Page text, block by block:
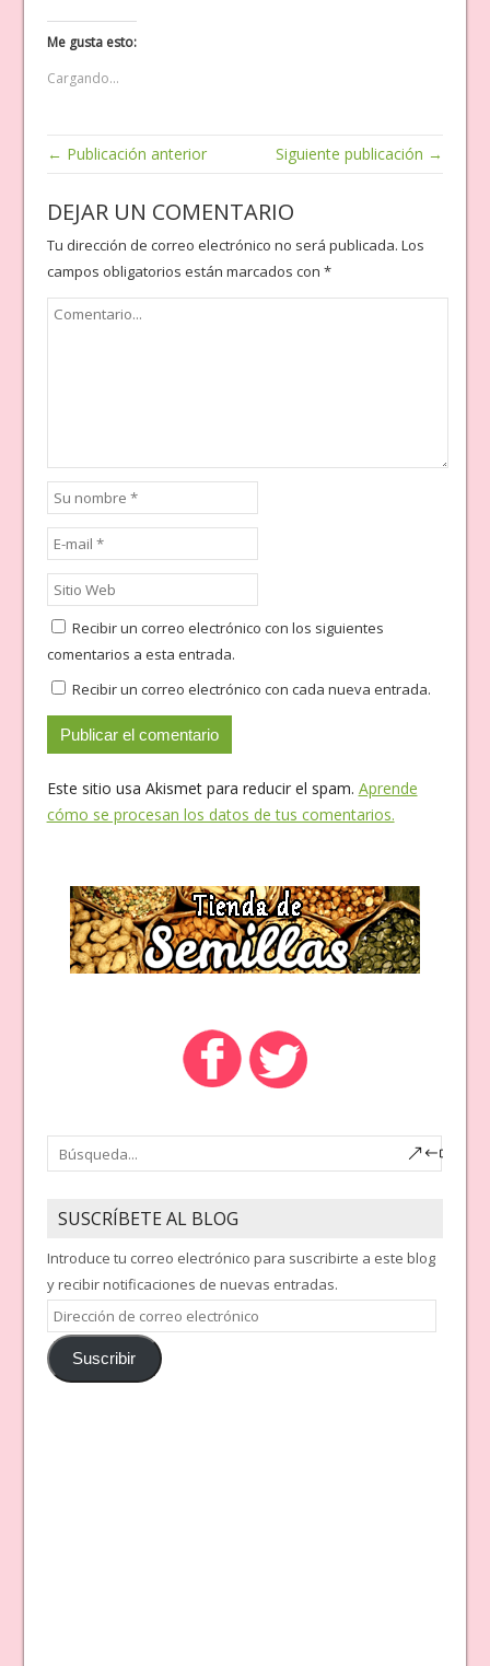
Me gusta esto:
Cargando...
← Publicación anterior Siguiente publicación →
DEJAR UN COMENTARIO
Tu dirección de correo electrónico no será publicada. Los
campos obligatorios están marcados con *
Recibir un correo electrónico con los siguientes
comentarios a esta entrada.
Recibir un correo electrónico con cada nueva entrada.
Este sitio usa Akismet para reducir el spam. Aprende
cómo se procesan los datos de tus comentarios.
SUSCRÍBETE AL BLOG
Introduce tu correo electrónico para suscribirte a este blog
y recibir notificaciones de nuevas entradas.
Dirección
de
correoSuscribir